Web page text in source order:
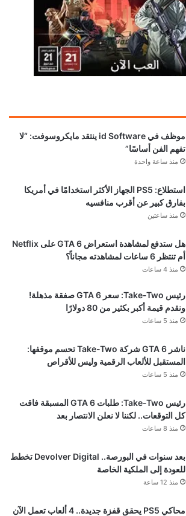
موظف في id Software ينتقد مايكروسوفت: “لا
تفهم الفن أساسًا”
منذ ساعة واحدة
استطلاع: PS5 الجهاز الأكثر استخدامًا في أمريكا
بفارق كبير عن أقرب منافسيه
منذ ساعتين
هل ستدفع لمشاهدة استعراض GTA 6 على Netflix
أم تنتظر 6 ساعات لمشاهدته مجاناً؟
منذ 4 ساعات
رئيس Take-Two: سعر GTA 6 صفقة مذهلة!
ونقدم قيمة أكبر بكثير من 80 دولارًا
منذ 5 ساعات
ناشر GTA 6 شركة Take-Two تحسم موقفها:
المستقبل للألعاب الرقمية وليس للأقراص
منذ 5 ساعات
رئيس Take-Two: طلبات GTA 6 المسبقة فاقت
كل التوقعات.. لكننا لا نعلن الانتصار بعد
منذ 8 ساعات
بعد سنوات في البورصة.. Devolver Digital تخطط
للعودة إلى الملكية الخاصة
منذ 12 ساعة
محاكي PS5 يحقق قفزة جديدة.. 4 ألعاب تعمل الآن